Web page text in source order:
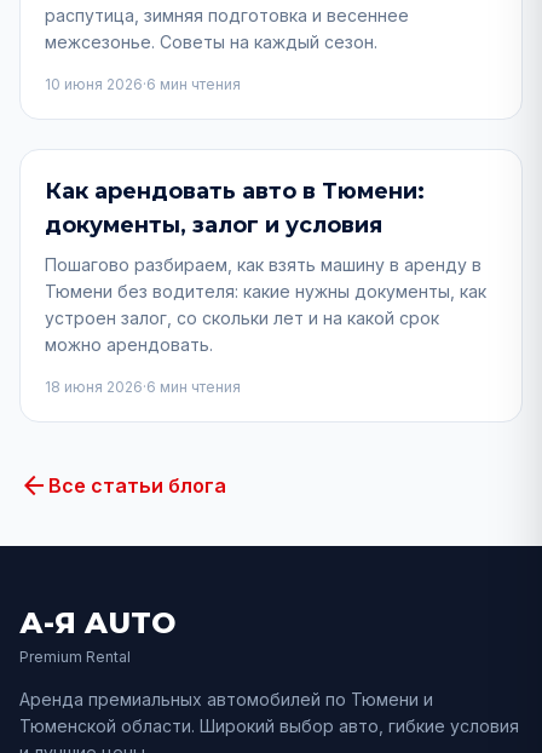
распутица, зимняя подготовка и весеннее
межсезонье. Советы на каждый сезон.
10 июня 2026·6 мин чтения
menu_book
Аренда и советы
Как арендовать авто в Тюмени:
документы, залог и условия
Пошагово разбираем, как взять машину в аренду в
Тюмени без водителя: какие нужны документы, как
устроен залог, со скольки лет и на какой срок
можно арендовать.
18 июня 2026·6 мин чтения
arrow_back Все статьи блога
А-Я AUTO
Premium Rental
Аренда премиальных автомобилей по Тюмени и
Тюменской области. Широкий выбор авто, гибкие условия